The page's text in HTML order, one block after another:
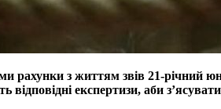
рахунки з життям звів 21-річний
відповідні експертизи, аби